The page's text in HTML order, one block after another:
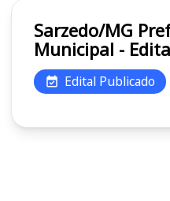
Sarzedo/MG Prefeitura
Municipal -
Edital Publicado